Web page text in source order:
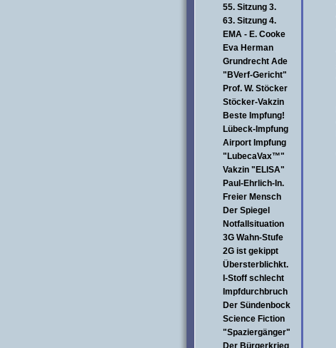
55. Sitzung 3.
63. Sitzung 4.
EMA - E. Cooke
Eva Herman
Grundrecht Ade
"BVerf-Gericht"
Prof. W. Stöcker
Stöcker-Vakzin
Beste Impfung!
Lübeck-Impfung
Airport Impfung
"LubecaVax™"
Vakzin "ELISA"
Paul-Ehrlich-In.
Freier Mensch
Der Spiegel
Notfallsituation
3G Wahn-Stufe
2G ist gekippt
Übersterblichkt.
I-Stoff schlecht
Impfdurchbruch
Der Sündenbock
Science Fiction
"Spaziergänger"
Der Bürgerkrieg